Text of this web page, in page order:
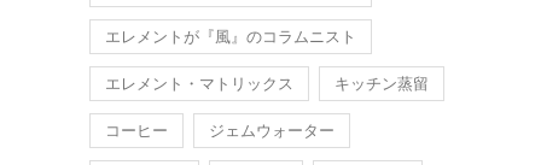
エレメントが『風』のコラムニスト
エレメント・マトリックス キッチン蒸留
コーヒー ジェムウォーター